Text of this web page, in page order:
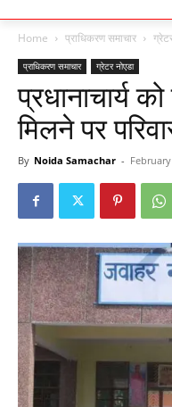
Home प्राधिकरण समाचार
प्राधिकरण समाचार ग्रेटर नोएडा
प्रधानाचार्य
मिलने पर
By Noida Samachar -